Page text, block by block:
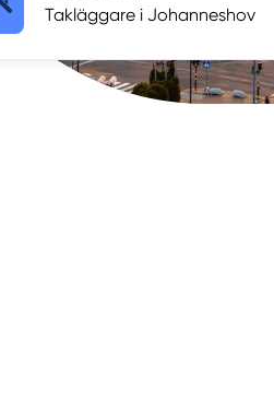
Takläggare i Johanneshov